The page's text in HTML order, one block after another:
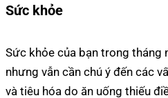
Sức khỏe
Sức khỏe của bạn trong tháng
nhưng vẫn cần chú ý đến các
và tiêu hóa do ăn uống thiếu